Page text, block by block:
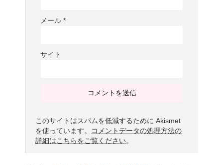
メール *
サイト
このサイトはスパムを低減するために Akismet
を使っています。
コメントデータの処理方法の
詳細はこちらをご覧ください。